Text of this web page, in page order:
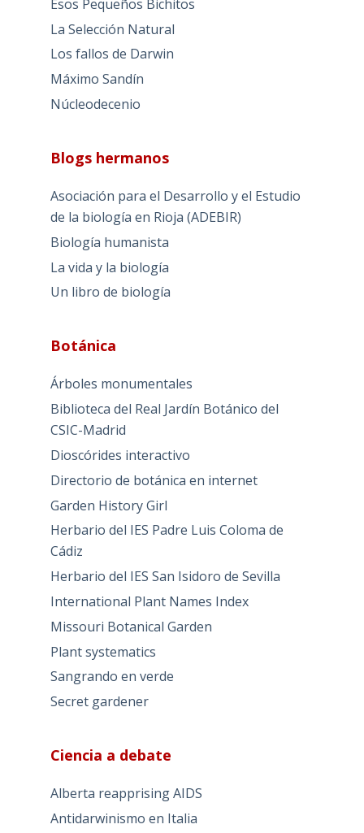
Esos Pequeños Bichitos
La Selección Natural
Los fallos de Darwin
Máximo Sandín
Núcleodecenio
Blogs hermanos
Asociación para el Desarrollo y el Estudio
de la biología en Rioja (ADEBIR)
Biología humanista
La vida y la biología
Un libro de biología
Botánica
Árboles monumentales
Biblioteca del Real Jardín Botánico del
CSIC-Madrid
Dioscórides interactivo
Directorio de botánica en internet
Garden History Girl
Herbario del IES Padre Luis Coloma de
Cádiz
Herbario del IES San Isidoro de Sevilla
International Plant Names Index
Missouri Botanical Garden
Plant systematics
Sangrando en verde
Secret gardener
Ciencia a debate
Alberta reapprising AIDS
Antidarwinismo en Italia